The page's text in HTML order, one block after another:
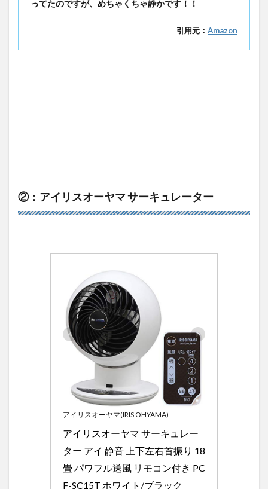
ってたのですが、めちゃくちゃ静かです！！
引用元： Amazon
②：アイリスオーヤマ サーキュレーター
アイリスオーヤマ(IRIS OHYAMA)
アイリスオーヤマ サーキュレー
ター アイ 静音 上下左右首振り 18
畳 パワフル送風 リモコン付き PC
F-SC15T ホワイト/ブラック